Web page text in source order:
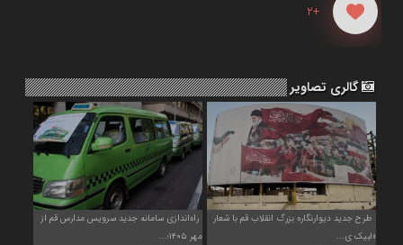
+2
گالری تصاویر
طرح جدید دیوارنگاره بزرگ انقلاب قم با شعار
«لبیک ی...
راه‌اندازی سامانه جدید سرویس مدارس قم از
مهر ۱۴۰۵؛...